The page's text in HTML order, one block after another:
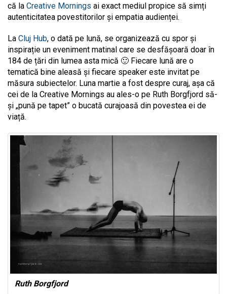
că la Creative Mornings ai exact mediul propice să simți
autenticitatea povestitorilor și empatia audienței.
La Cluj Hub, o dată pe lună, se organizează cu spor și
inspirație un eveniment matinal care se desfășoară doar în
184 de țări din lumea asta mică 🙂 Fiecare lună are o
tematică bine aleasă și fiecare speaker este invitat pe
măsura subiectelor. Luna martie a fost despre curaj, așa că
cei de la Creative Mornings au ales-o pe Ruth Borgfjord să-
și „pună pe tapet” o bucată curajoasă din povestea ei de
viață.
Ruth Borgfjord